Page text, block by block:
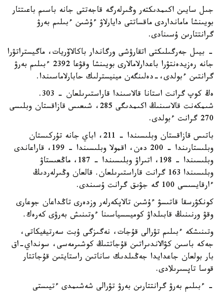
جىل سايىن اكىمدىكتەر وڭىرلەرگە قاجەتتى جانە باسىم باعىتتار
بويىنشا مامانداردى ماقساتتى دايارلاۋ ءۇشىن ءبىلىم بەرۋ
گرانتتارىن ۇسىنادى.
- بيىل جەرگىلىكتى اتقارۋشى ورگاندار باكالاۆريات، ماگيستراتۋرا
جانە رەزيدەنتۋرا باعدارلامالارى بويىنشا وقۋعا 2392 ءبىلىم بەرۋ
گرانتىن ءبولدى،-دەلىنگەن مينيسترلىك حابارلاماسىندا.
ەڭ كوپ گرانت استانا قالاسىندا قاراستىرىلعان - 303.
شىمكەنت قالاسىنىڭ اكىمدىگى 285، شىعىس قازاقستان وبلىسى
270 گرانت ءبولدى.
باتىس قازاقستان وبلىسىندا – 211، اباي جانە تۇركىستان
وبلىستارىندا – 200 دەن، اقمولا وبلىسىندا – 199، قاراعاندى
وبلىسىندا – 198، اتىراۋ وبلىسىندا – 187، ماڭعىستاۋ
وبلىسىندا 163 گرانت قاراستىرىلعان. قالعان وڭىرلەردىڭ
ءارقايسىسى 100 گە جۋىق گرانت ۇسىندى.
كونكۋرسقا قاتىسۋ ءۇشىن تالاپكەرلەر وزدەرى تاڭداعان جوعارى
وقۋ ورنىنىڭ قابىلداۋ كوميسسياسىنا ءوتىنىش بەرۋى كەرەك.
وتىنىشكە ءبىلىم تۋرالى قۇجات، نەگىزگى ۇبت سەرتيفيكاتى،
جەكە باسىن كۋالاندىراتىن قۇجاتتىڭ كوشىرمەسى، سونداي-اق
بار بولعان جاعدايدا جەڭىلدىك ساناتىن راستايتىن قۇجاتتار
قوسا تاپسىرىلادى.
- ءبىلىم بەرۋ گرانتتارىن بەرۋ تۋرالى شەشىمدى ءتيىستى